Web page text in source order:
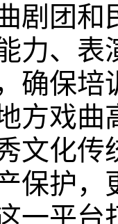
剧团
力、表
确保培
方戏曲
文化传
保护，
一平台